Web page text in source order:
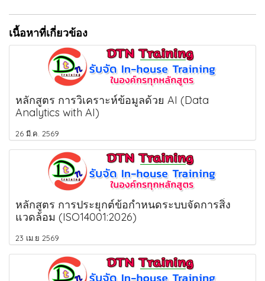
เนื้อหาที่เกี่ยวข้อง
หลักสูตร การวิเคราะห์ข้อมูลด้วย AI (Data
Analytics with AI)
26 มี.ค. 2569
หลักสูตร การประยุกต์ข้อกำหนดระบบจัดการสิ่ง
แวดล้อม (ISO14001:2026)
23 เม.ย 2569